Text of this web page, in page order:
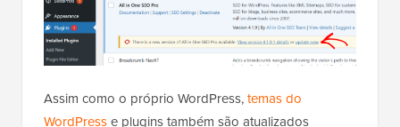
Assim como o próprio WordPress,temas do
WordPresse plugins também são atualizados